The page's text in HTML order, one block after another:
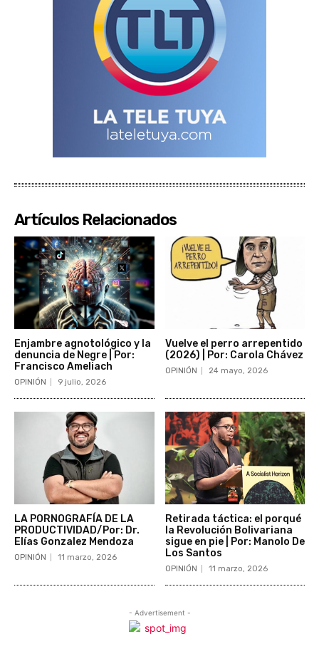
Artículos Relacionados
Enjambre agnotológico y la
denuncia de Negre | Por:
Francisco Ameliach
OPINIÓN 9 julio, 2026
Vuelve el perro arrepentido
(2026) | Por: Carola Chávez
OPINIÓN 24 mayo, 2026
LA PORNOGRAFÍA DE LA
PRODUCTIVIDAD/Por: Dr.
Elías Gonzalez Mendoza
OPINIÓN 11 marzo, 2026
Retirada táctica: el porqué
la Revolución Bolivariana
sigue en pie | Por: Manolo De
Los Santos
OPINIÓN 11 marzo, 2026
- Advertisement -